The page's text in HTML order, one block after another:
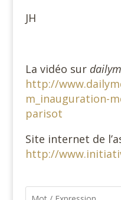
JH
La vidéo sur
http://
m_inauguration-
parisot
Site internet de
http://